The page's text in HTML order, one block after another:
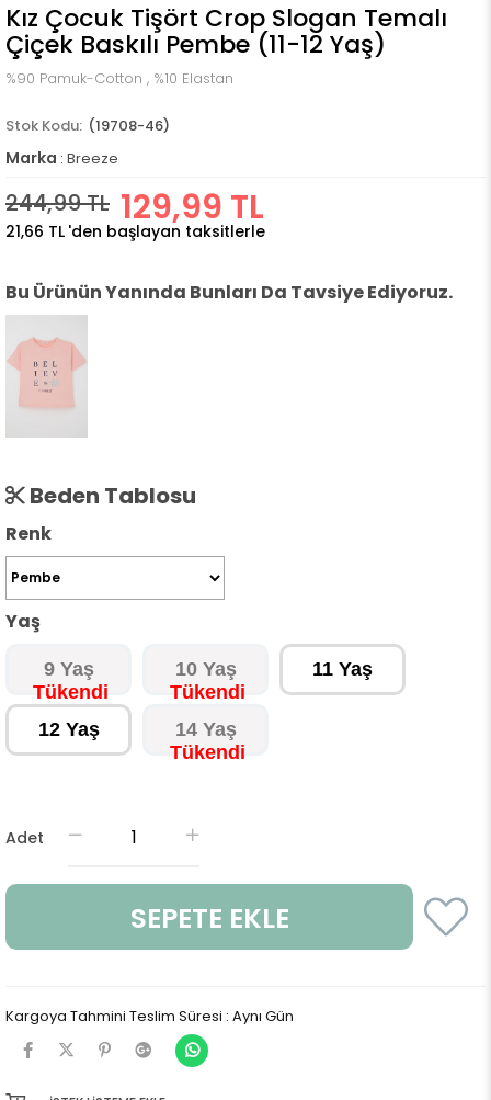
Kız Çocuk Tişört Crop Slogan Temalı
Çiçek Baskılı Pembe (11-12 Yaş)
%90 Pamuk-Cotton , %10 Elastan
(19708-46)
Marka : Breeze
244,99 TL 129,99 TL
21,66 TL 'den başlayan taksitlerle
Bu Ürünün Yanında Bunları Da Tavsiye Ediyoruz.
Beden Tablosu
Renk
Yaş
9 Yaş 10 Yaş 11 Yaş
12 Yaş 14 Yaş
Adet
Kargoya Tahmini Teslim Süresi : Aynı Gün